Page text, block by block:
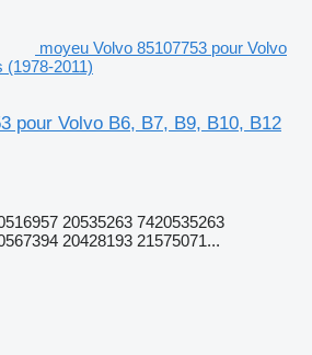
moyeu Volvo 85107753 pour Volvo
(1978-2011)
pour Volvo B6, B7, B9, B10, B12
20535263 7420535263
20428193 21575071...